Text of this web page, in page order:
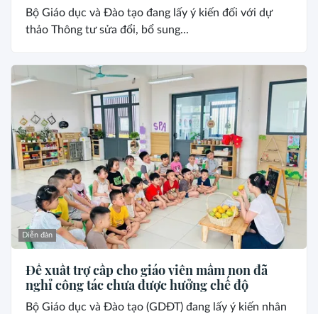
Bộ Giáo dục và Đào tạo đang lấy ý kiến đối với dự
thảo Thông tư sửa đổi, bổ sung...
Diễn đàn
Đề xuất trợ cấp cho giáo viên mầm non đã
nghỉ công tác chưa được hưởng chế độ
Bộ Giáo dục và Đào tạo (GDĐT) đang lấy ý kiến nhân